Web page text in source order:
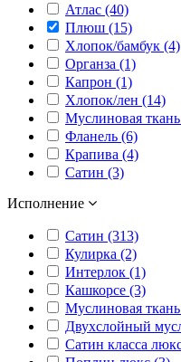
Атлас (40)
Плюш (15)
Хлопок/бамбук (4)
Органза (1)
Капрон (1)
Хлопок/лен (14)
Муслиновая
Фланель (6)
Крапива (4)
Сатин (3)
Исполнение
Сатин (313)
Кулирка (2)
Интерлок (1)
Кашкорсе (3)
Муслиновая
Двухслойный
Сатин класса